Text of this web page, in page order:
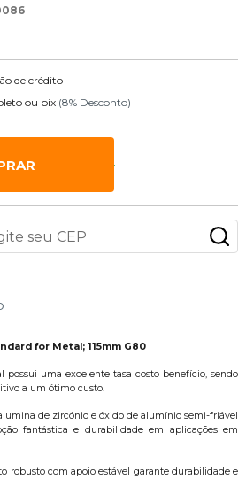
de crédito
ou pix (8% Desconto)
for Metal; 115mm G80
possui uma excelente tasa costo benefício, sendo
a um ótimo custo.
de zircónio e óxido de alumínio semi-friável
fantástica e durabilidade em aplicações em
robusto com apoio estável garante durabilidade e